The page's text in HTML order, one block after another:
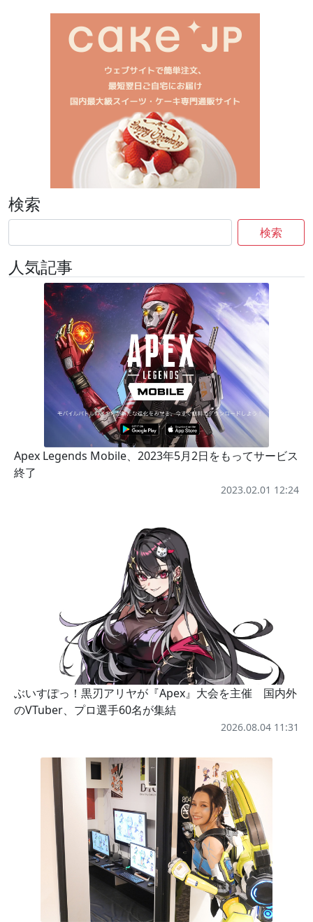
検索
検索
人気記事
Apex Legends Mobile、2023年5月2日をもってサービス
終了
2023.02.01 12:24
ぶいすぽっ！黒刃アリヤが『Apex』大会を主催 国内外
のVTuber、プロ選手60名が集結
2026.08.04 11:31